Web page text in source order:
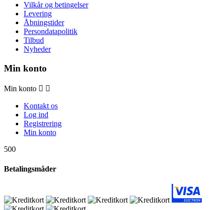
Vilkår og betingelser
Levering
Åbningstider
Persondatapolitik
Tilbud
Nyheder
Min konto
Min konto  
Kontakt os
Log ind
Registrering
Min konto
500
Betalingsmåder